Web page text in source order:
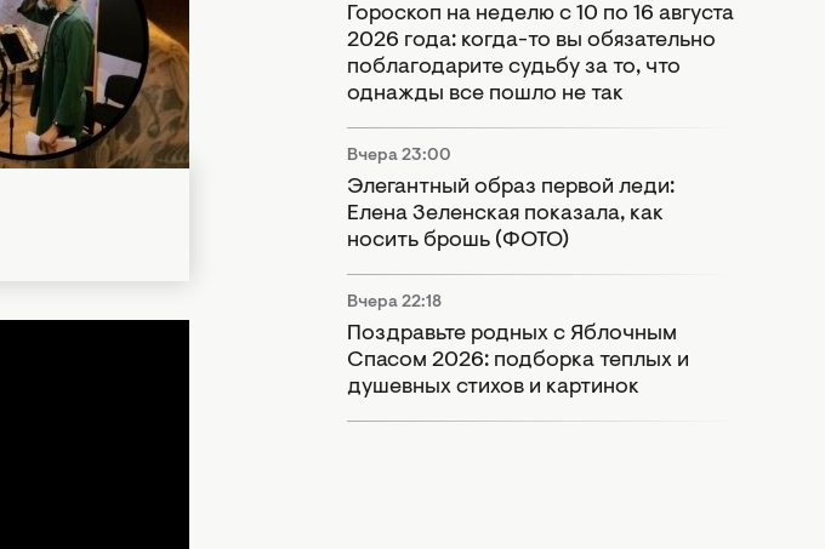
ее пост набрал
на ХОЧУ.ua!
Гороскоп на неделю с 10 по 16 августа
2026 года: когда-то вы обязательно
поблагодарите судьбу за то, что
однажды все пошло не так
Вчера 23:00
Элегантный образ первой леди:
Елена Зеленская показала, как
носить брошь (ФОТО)
Вчера 22:18
Поздравьте родных с Яблочным
Спасом 2026: подборка теплых и
душевных стихов и картинок